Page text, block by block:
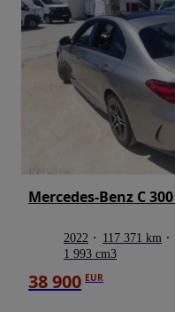
2022 117 371 km
1 993 cm3
38 900 EUR